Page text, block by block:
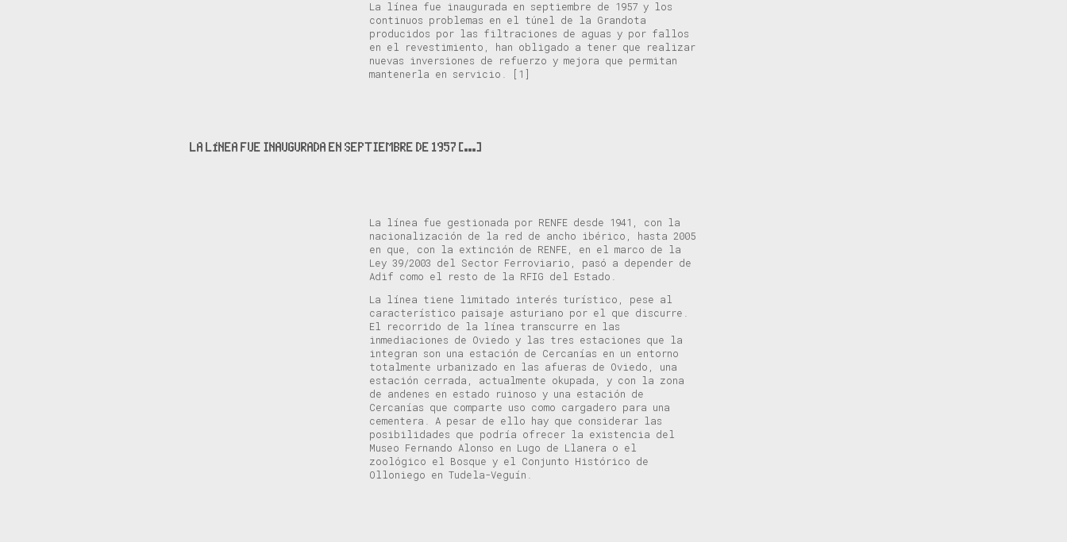
La línea fue inaugurada en septiembre de 1957 y los
continuos problemas en el túnel de la Grandota
producidos por las filtraciones de aguas y por fallos
en el revestimiento, han obligado a tener que realizar
nuevas inversiones de refuerzo y mejora que permitan
mantenerla en servicio.
[1]
LA LÍNEA FUE INAUGURADA EN SEPTIEMBRE DE 1957 [...]
La línea fue gestionada por RENFE desde 1941, con la
nacionalización de la red de ancho ibérico, hasta 2005
en que, con la extinción de RENFE, en el marco de la
Ley 39/2003 del Sector Ferroviario, pasó a depender de
Adif como el resto de la RFIG del Estado.
La línea tiene limitado interés turístico, pese al
característico paisaje asturiano por el que discurre.
El recorrido de la línea transcurre en las
inmediaciones de Oviedo y las tres estaciones que la
integran son una estación de Cercanías en un entorno
totalmente urbanizado en las afueras de Oviedo, una
estación cerrada, actualmente okupada, y con la zona
de andenes en estado ruinoso y una estación de
Cercanías que comparte uso como cargadero para una
cementera. A pesar de ello hay que considerar las
posibilidades que podría ofrecer la existencia del
Museo Fernando Alonso en Lugo de Llanera o el
zoológico el Bosque y el Conjunto Histórico de
Olloniego en Tudela-Veguín.